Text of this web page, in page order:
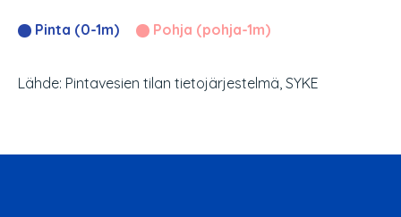
Pinta (0-1m) Pohja (pohja-1m)
Lähde: Pintavesien tilan tietojärjestelmä, SYKE